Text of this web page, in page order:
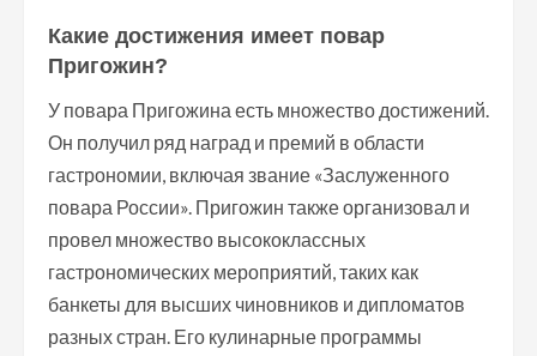
Какие достижения имеет повар
Пригожин?
У повара Пригожина есть множество достижений.
Он получил ряд наград и премий в области
гастрономии, включая звание «Заслуженного
повара России». Пригожин также организовал и
провел множество высококлассных
гастрономических мероприятий, таких как
банкеты для высших чиновников и дипломатов
разных стран. Его кулинарные программы